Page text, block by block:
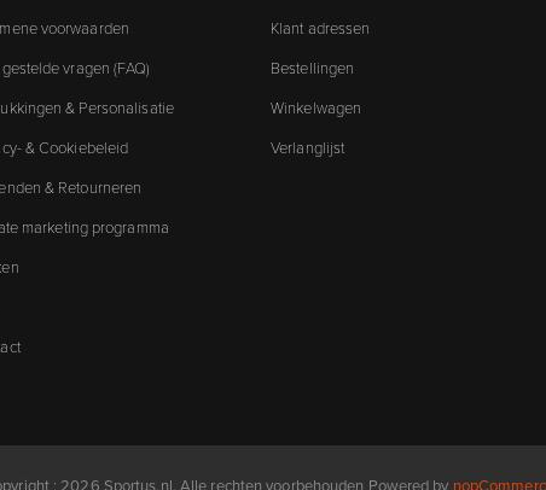
voorwaarden
vragen (FAQ)
& Personalisatie
& Cookiebeleid
& Retourneren
marketing programma
Klant adressen
Bestellingen
Winkelwagen
Verlanglijst
; 2026 Sportus.nl. Alle rechten voorbehouden Powered by